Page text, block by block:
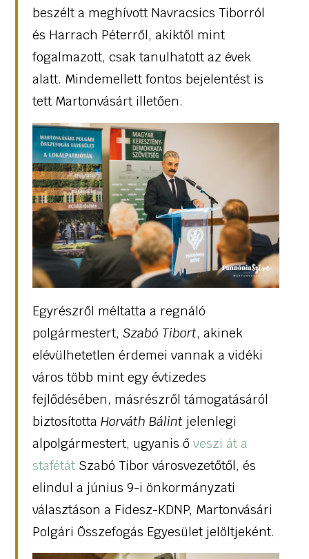
beszélt a meghívott Navracsics Tiborról
és Harrach Péterről, akiktől mint
fogalmazott, csak tanulhatott az évek
alatt. Mindemellett fontos bejelentést is
tett Martonvásárt illetően.
Egyrészről méltatta a regnáló
polgármestert, Szabó Tibort, akinek
elévülhetetlen érdemei vannak a vidéki
város több mint egy évtizedes
fejlődésében, másrészről támogatásáról
biztosította Horváth Bálint jelenlegi
alpolgármestert, ugyanis ő veszi át a
stafétátSzabó Tibor városvezetőtől, és
elindul a június 9-i önkormányzati
választáson a Fidesz-KDNP, Martonvásári
Polgári Összefogás Egyesület jelöltjeként.